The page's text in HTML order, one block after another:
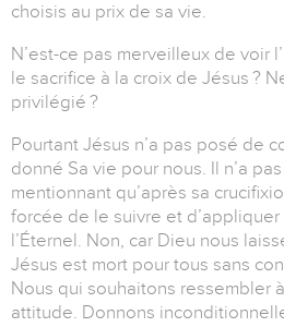
choisis au prix de sa vie.
N’est-ce pas merveilleux de voir
le sacrifice à la croix de Jésus ?
privilégié ?
Pourtant Jésus n’a pas posé de
donné Sa vie pour nous. Il n’a
mentionnant qu’après sa
forcée de le suivre et
l’Éternel. Non, car Dieu nous
Jésus est mort pour tous sans
Nous qui souhaitons ressembler
attitude. Donnons